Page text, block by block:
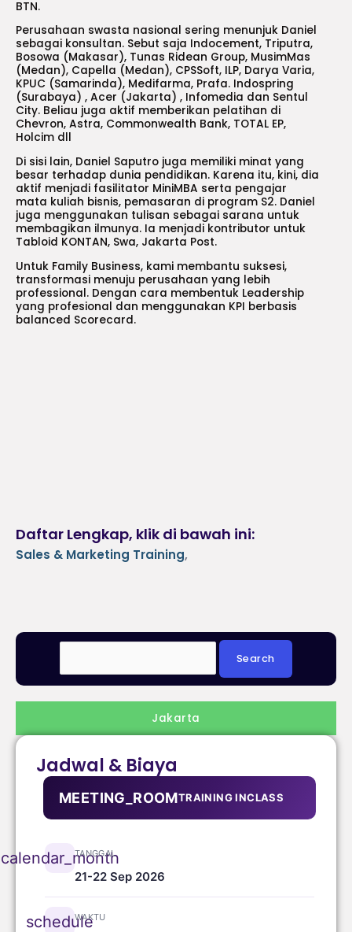
BTN.
Perusahaan swasta nasional sering menunjuk Daniel
sebagai konsultan. Sebut saja Indocement, Triputra,
Bosowa (Makasar), Tunas Ridean Group, MusimMas
(Medan), Capella (Medan), CPSSoft, ILP, Darya Varia,
KPUC (Samarinda), Medifarma, Prafa. Indospring
(Surabaya) , Acer (Jakarta) , Infomedia dan Sentul
City. Beliau juga aktif memberikan pelatihan di
Chevron, Astra, Commonwealth Bank, TOTAL EP,
Holcim dll
Di sisi lain, Daniel Saputro juga memiliki minat yang
besar terhadap dunia pendidikan. Karena itu, kini, dia
aktif menjadi fasilitator MiniMBA serta pengajar
mata kuliah bisnis, pemasaran di program S2. Daniel
juga menggunakan tulisan sebagai sarana untuk
membagikan ilmunya. Ia menjadi kontributor untuk
Tabloid KONTAN, Swa, Jakarta Post.
Untuk Family Business, kami membantu suksesi,
transformasi menuju perusahaan yang lebih
professional. Dengan cara membentuk Leadership
yang profesional dan menggunakan KPI berbasis
balanced Scorecard.
Daftar Lengkap, klik di bawah ini:
Sales & Marketing Training,
Jakarta
Jadwal & Biaya
MEETING_ROOMTRAINING INCLASS
calendar_month
TANGGAL
21-22 Sep 2026
schedule
WAKTU